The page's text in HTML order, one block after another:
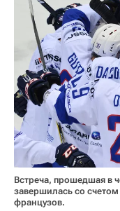
Встреча, прошедшая в
завершилась со счетом
французов.